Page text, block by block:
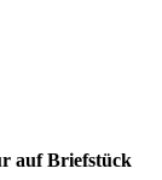
auf Briefstück